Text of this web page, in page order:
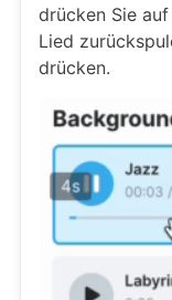
drücken Sie
Lied
drücken.